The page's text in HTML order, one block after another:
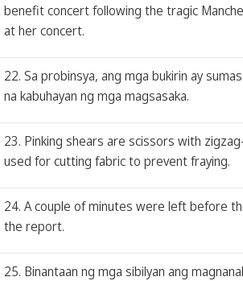
benefit concert following the tragic
at her concert.
22. Sa probinsya, ang mga bukirin ay
na kabuhayan ng mga magsasaka.
23. Pinking shears are scissors with
used for cutting fabric to prevent fraying.
24. A couple of minutes were left before
the report.
25. Binantaan ng mga sibilyan ang